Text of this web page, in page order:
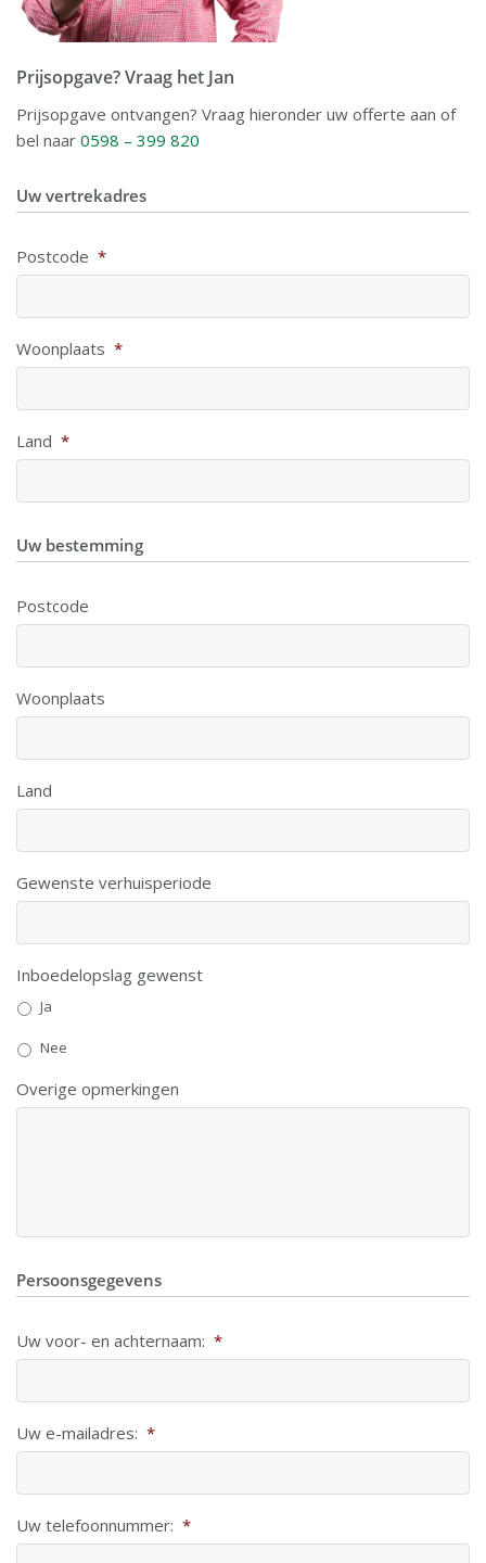
Prijsopgave? Vraag het Jan
Prijsopgave ontvangen? Vraag hieronder uw offerte aan of
bel naar 0598 – 399 820
Uw vertrekadres
Postcode *
Woonplaats *
Land *
Uw bestemming
Postcode
Woonplaats
Land
Gewenste verhuisperiode
Inboedelopslag gewenst
Ja
Nee
Overige opmerkingen
Persoonsgegevens
Uw voor- en achternaam: *
Uw e-mailadres: *
Uw telefoonnummer: *